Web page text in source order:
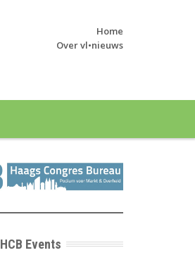
Home
Over vl•nieuws
HCB Events